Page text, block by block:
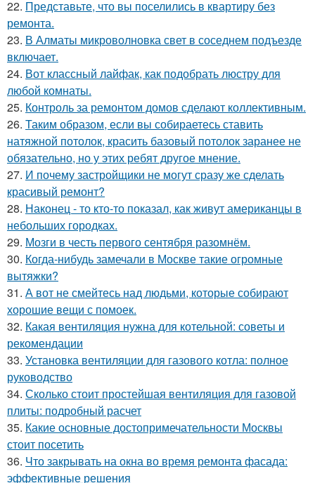
22. Представьте, что вы поселились в квартиру без
ремонта.
23. В Алматы микроволновка свет в соседнем подъезде
включает.
24. Вот классный лайфак, как подобрать люстру для
любой комнаты.
25. Контроль за ремонтом домов сделают коллективным.
26. Таким образом, если вы собираетесь ставить
натяжной потолок, красить базовый потолок заранее не
обязательно, но у этих ребят другое мнение.
27. И почему застройщики не могут сразу же сделать
красивый ремонт?
28. Наконец - то кто-то показал, как живут американцы в
небольших городках.
29. Мозги в честь первого сентября разомнём.
30. Когда-нибудь замечали в Москве такие огромные
вытяжки?
31. А вот не смейтесь над людьми, которые собирают
хорошие вещи с помоек.
32. Какая вентиляция нужна для котельной: советы и
рекомендации
33. Установка вентиляции для газового котла: полное
руководство
34. Сколько стоит простейшая вентиляция для газовой
плиты: подробный расчет
35. Какие основные достопримечательности Москвы
стоит посетить
36. Что закрывать на окна во время ремонта фасада:
эффективные решения